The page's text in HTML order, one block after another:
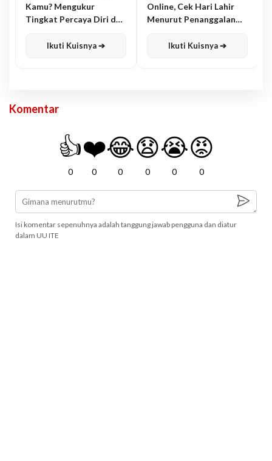
Kamu? Mengukur
Tingkat Percaya Diri dan
Ikuti Kuisnya ➔
Online, Cek Hari Lahir
Menurut Penanggalan
Ikuti Kuisnya ➔
Komentar
👍
0
❤️
0
😂
0
😧
0
😭
0
😡
0
Isi komentar sepenuhnya adalah tanggung jawab pengguna dan diatur
dalam UU ITE